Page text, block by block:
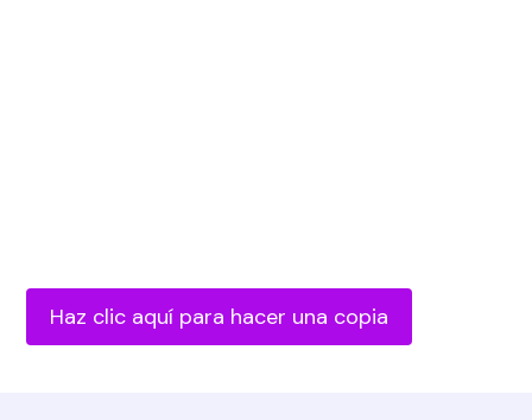
Haz clic aquí para hacer una copia